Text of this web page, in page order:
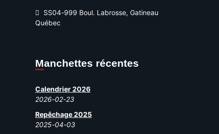
SS04-999 Boul. Labrosse, Gatineau
Québec
Manchettes récentes
Calendrier 2026
2026-02-23
Repêchage 2025
2025-04-03